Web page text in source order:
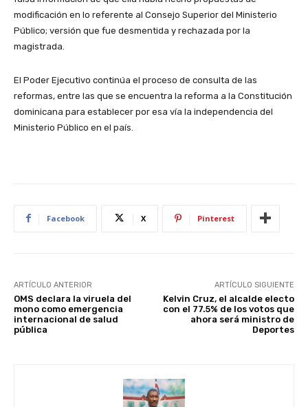
modificación en lo referente al Consejo Superior del Ministerio
Público; versión que fue desmentida y rechazada por la
magistrada.
El Poder Ejecutivo continúa el proceso de consulta de las
reformas, entre las que se encuentra la reforma a la Constitución
dominicana para establecer por esa vía la independencia del
Ministerio Público en el país.
Facebook X Pinterest
ARTÍCULO ANTERIOR
OMS declara la viruela del
mono como emergencia
internacional de salud
pública
ARTÍCULO SIGUIENTE
Kelvin Cruz, el alcalde electo
con el 77.5% de los votos que
ahora será ministro de
Deportes